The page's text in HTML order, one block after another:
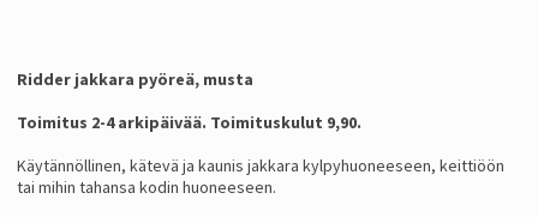
Ridder jakkara pyöreä, musta
Toimitus 2-4 arkipäivää. Toimituskulut 9,90.
Käytännöllinen, kätevä ja kaunis jakkara kylpyhuoneeseen, keittiöön
tai mihin tahansa kodin huoneeseen.